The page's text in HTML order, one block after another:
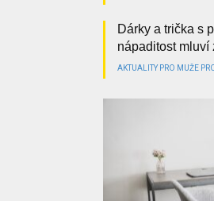
Dárky a trička s
nápaditost mluví
AKTUALITY PRO MUŽE